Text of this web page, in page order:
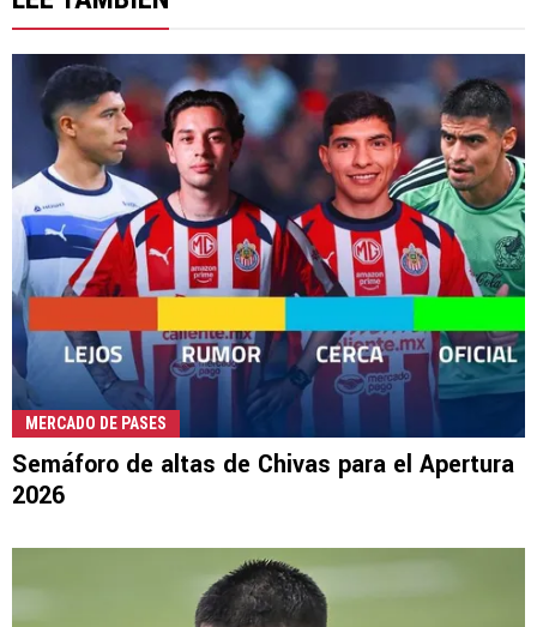
MERCADO DE PASES
Semáforo de altas de Chivas para el Apertura
2026